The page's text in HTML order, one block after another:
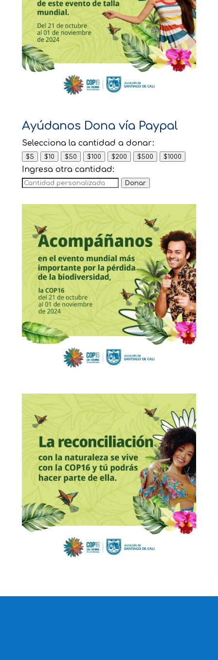
Ayúdanos Dona vía Paypal
Selecciona la cantidad a donar:
$5 $10 $50 $100 $200 $500 $1000
Ingresa otra cantidad:
Donar